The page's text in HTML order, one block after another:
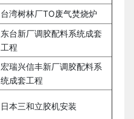
台湾树林厂TO废气焚烧炉
东台新厂调胶配料系统成套
工程
宏瑞兴信丰新厂调胶配料系
统成套工程
日本三和立胶机安装